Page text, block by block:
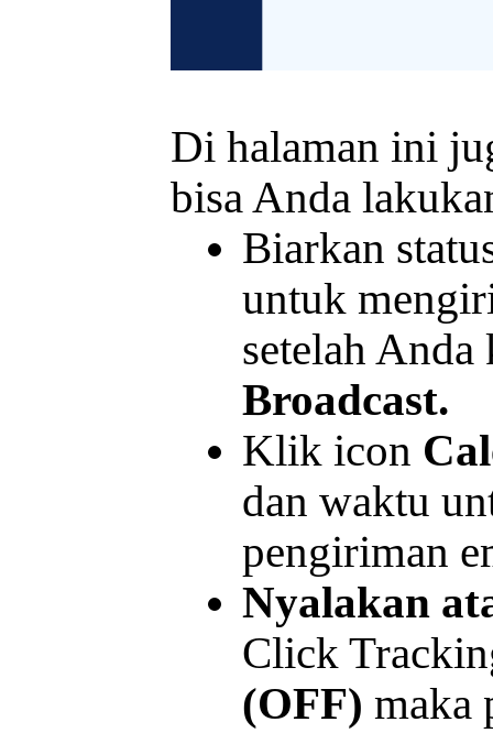
Di halaman ini
bisa Anda
Biarkan
untuk
setelah
Broadcast.
Klik icon
dan waktu
pengiriman
Nyalakan
Click
(OFF) maka